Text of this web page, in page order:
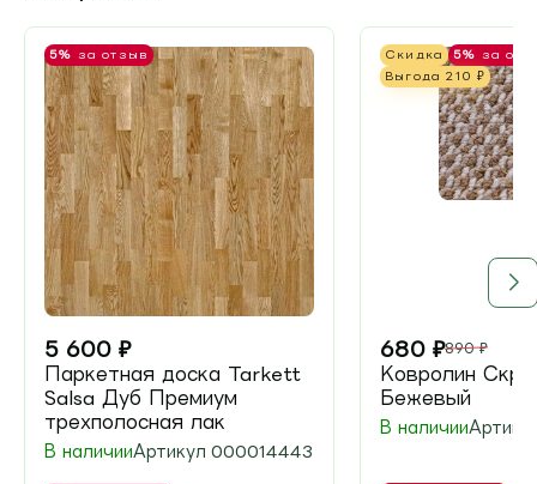
5% за отзыв
5 600 ₽
Паркетная доска Tarkett
Salsa Дуб Премиум
трехполосная лак
В наличииАртикул 000014443
Скидка 5% за
Выгода210 ₽
680 ₽890 ₽
Ковролин
Бежевый
В наличии